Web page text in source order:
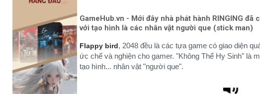
GameHub.vn - Mới đây nhà phát hành RINGING
với tạo hình là các nhân vật người que (stick man)
Flappy bird, 2048 đều là các tựa game có giao diện
ức chế và nghiện cho gamer. "Không Thể Hy Sinh" là
tạo hình... nhân vật "người que".